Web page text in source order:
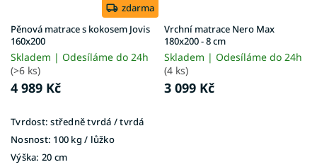
zdarma
Pěnová matrace s kokosem Jovis
160x200
Skladem | Odesíláme do 24h
(>6 ks)
4 989 Kč
Tvrdost: středně tvrdá / tvrdá
Nosnost: 100 kg ​​​​​/ lůžko
Výška: 20 cm
Vrchní matrace Nero Max
180x200 - 8 cm
Skladem | Odesíláme do 24h
(4 ks)
3 099 Kč